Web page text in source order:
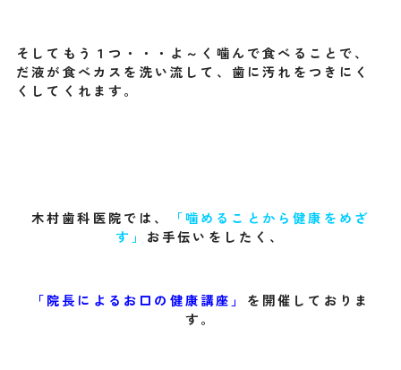
そしてもう１つ・・・よ～く噛んで食べることで、
だ液が食べカスを洗い流して、 歯に汚れをつきにく
くしてくれます。
木村歯科医院では、
「噛めることから健康をめざ
す」 お手伝いをしたく、
「院長によるお口の健康講座」 を開催しておりま
す。